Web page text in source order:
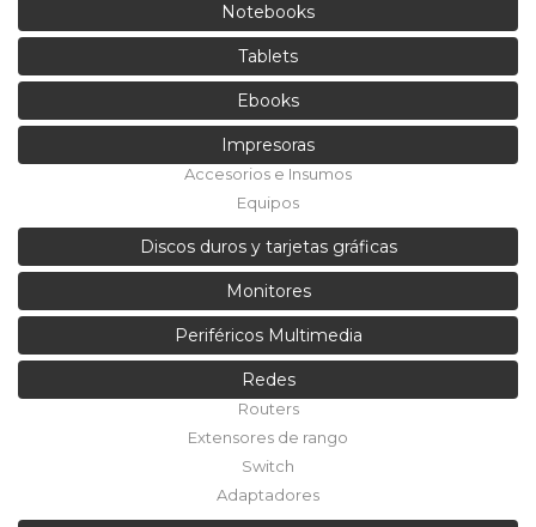
Notebooks
Tablets
Ebooks
Impresoras
Accesorios e Insumos
Equipos
Discos duros y tarjetas gráficas
Monitores
Periféricos Multimedia
Redes
Routers
Extensores de rango
Switch
Adaptadores